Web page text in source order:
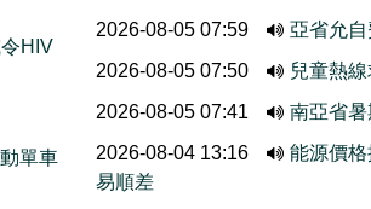
HIV
單車
2026-08-05 07:59
亞省允
2026-08-05 07:50
兒童熱
2026-08-05 07:41
南亞省
2026-08-04 13:16
能源價
易順差